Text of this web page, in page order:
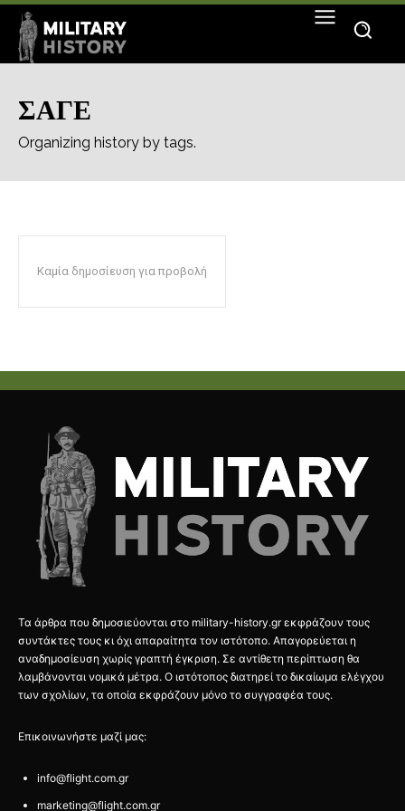
ΣΑΓΕ
Organizing history by tags.
Καμία δημοσίευση για προβολή
Τα άρθρα που δημοσιεύονται στο military-history.gr εκφράζουν τους
συντάκτες τους κι όχι απαραίτητα τον ιστότοπο. Απαγορεύεται η
αναδημοσίευση χωρίς γραπτή έγκριση. Σε αντίθετη περίπτωση θα
λαμβάνονται νομικά μέτρα. Ο ιστότοπος διατηρεί το δικαίωμα ελέγχου
των σχολίων, τα οποία εκφράζουν μόνο το συγγραφέα τους.
Επικοινωνήστε μαζί μας:
info@flight.com.gr
marketing@flight.com.gr